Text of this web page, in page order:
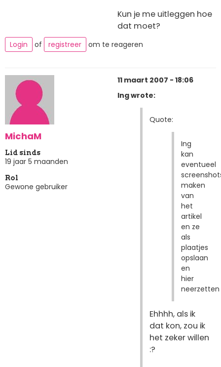
Kun je me uitleggen hoe
dat moet?
Login of registreer om te reageren
MichaM
Lid sinds
19 jaar 5 maanden
Rol
Gewone gebruiker
11 maart 2007 - 18:06
Ing wrote:
Quote:
Ing
kan
eventueel
maken
van
het
artikel
en ze
als
plaatjes
opslaan
en
hier
neerzetten
Ehhhh, als ik
dat kon, zou ik
het zeker willen
:?